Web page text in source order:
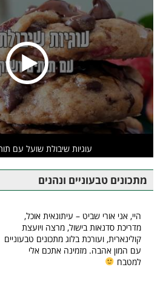
עוגיות שיבולת שועל עם
מתכונים טבעוניים ונהנים
היי, אני אורי שביט – עיתונאית אוכל,
מדריכת סדנאות בישול, מרצה ויועצת
קולינארית, ועורכת בלוג מתכונים טבעוניים
עם המון אהבה. מזמינה אתכם אלי
למטבח